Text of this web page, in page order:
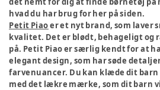
hvad du har brug for her på siden.
Petit Piaoer et nyt brand, som laver
kvalitet. Det er blødt, behageligt og
på. Petit Piao er særlig kendt for at
elegant design, som har søde
farvenuancer. Du kan klæde dit
med det lækre mærke, som dit barn